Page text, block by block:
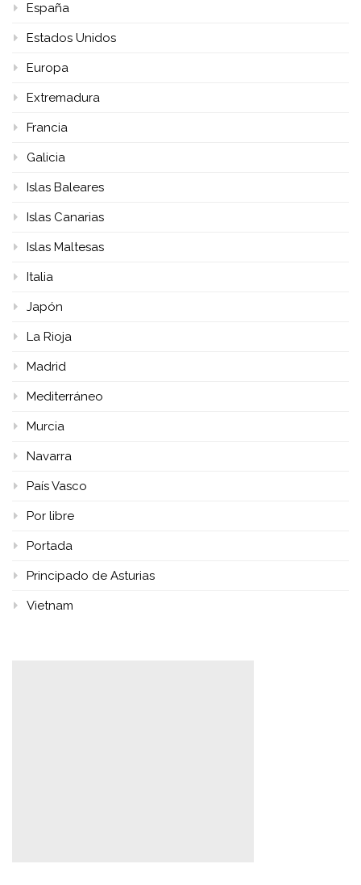
España
Estados Unidos
Europa
Extremadura
Francia
Galicia
Islas Baleares
Islas Canarias
Islas Maltesas
Italia
Japón
La Rioja
Madrid
Mediterráneo
Murcia
Navarra
País Vasco
Por libre
Portada
Principado de Asturias
Vietnam